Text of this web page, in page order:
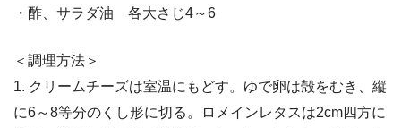
・酢、サラダ油 各大さじ4～6
＜調理方法＞
1. クリームチーズは室温にもどす。ゆで卵は殻をむき、縦
に6～8等分のくし形に切る。ロメインレタスは2cm四方に